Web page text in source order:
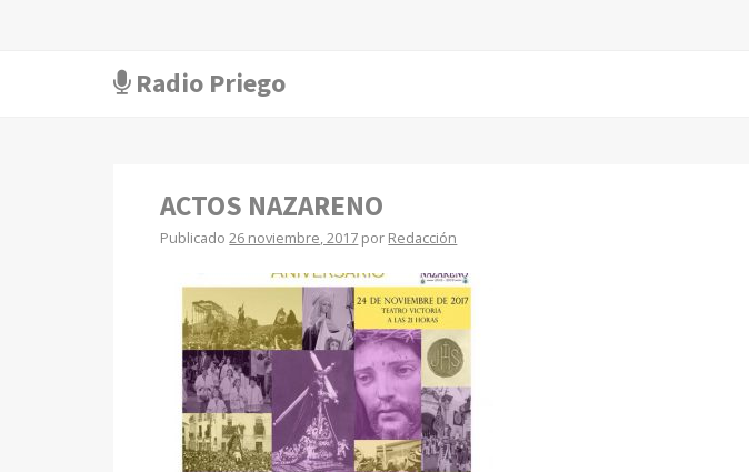
Radio Priego
ACTOS NAZARENO
Publicado26 noviembre, 2017 por Redacción